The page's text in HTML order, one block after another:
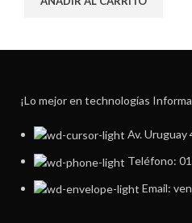
¡Lo mejor en technologías
Av. Uruguay
Teléfono:
Email: